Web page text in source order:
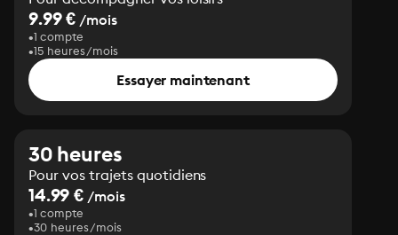
9.99 € /mois
1 compte
15 heures/mois
Essayer maintenant
30 heures
Pour vos trajets quotidiens
14.99 € /mois
1 compte
30 heures/mois